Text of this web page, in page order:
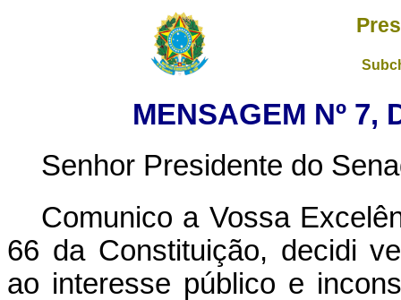
MENSAGEM Nº 7,
Senhor Presidente do
Comunico a Vossa
66 da Constituição, decidi
ao interesse público e